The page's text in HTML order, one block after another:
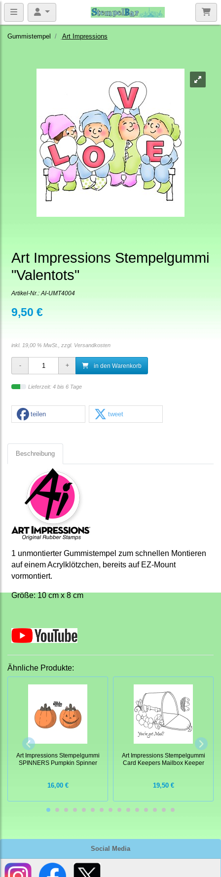
Social Media
Gummistempel Art Impressions
Art Impressions Stempelgummi
"Valentots"
Artikel-Nr.: AI-UMT4004
9,50 €
inkl. 19,00 % MwSt., zzgl. Versandkosten
in den Warenkorb
Lieferzeit: 4 bis 6 Tage
teilen tweet
Beschreibung
1 unmontierter Gummistempel zum schnellen Montieren
auf einem Acrylklötzchen, bereits auf EZ-Mount
vormontiert.
Größe: 10 cm x 8 cm
Ähnliche Produkte:
Art Impressions Stempelgummi
SPINNERS Pumpkin Spinner
16,00 €
Art Impressions Stempelgummi
Card Keepers Mailbox Keeper
19,50 €